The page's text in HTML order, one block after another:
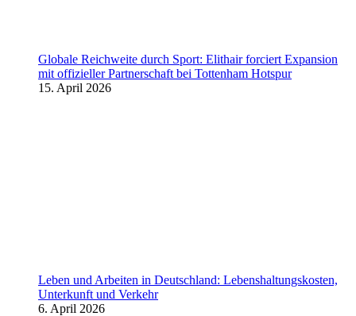
Globale Reichweite durch Sport: Elithair forciert Expansion
mit offizieller Partnerschaft bei Tottenham Hotspur
15. April 2026
Leben und Arbeiten in Deutschland: Lebenshaltungskosten,
Unterkunft und Verkehr
6. April 2026